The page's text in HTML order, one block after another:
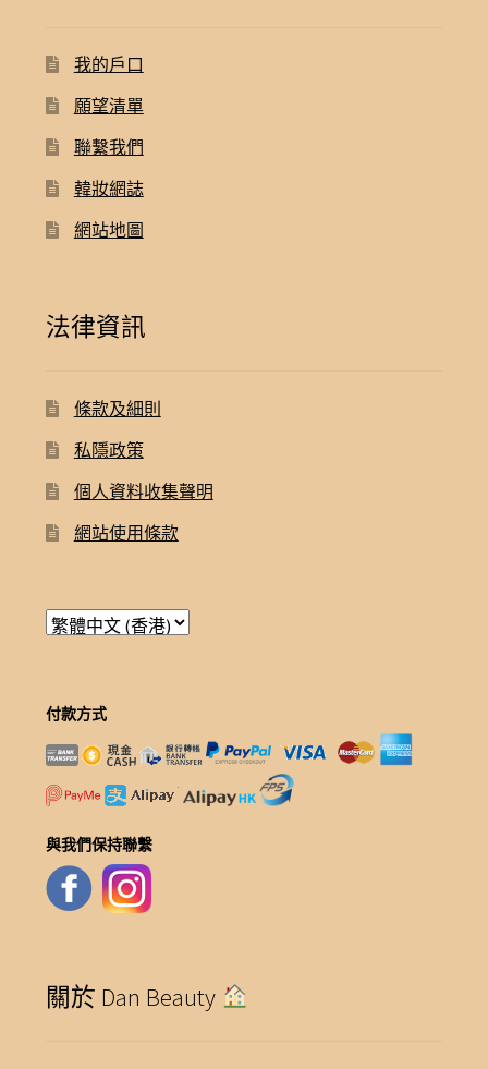
我的戶口
願望清單
聯繫我們
韓妝網誌
網站地圖
法律資訊
條款及細則
私隱政策
個人資料收集聲明
網站使用條款
付款方式
與我們保持聯繫
關於 Dan Beauty